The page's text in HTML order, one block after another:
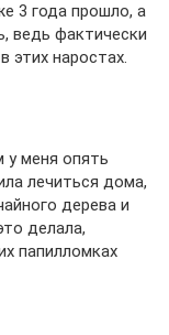
3 года прошло, а
ведь фактически
этих наростах.
у меня опять
лечиться дома,
дерева и
делала,
папилломках